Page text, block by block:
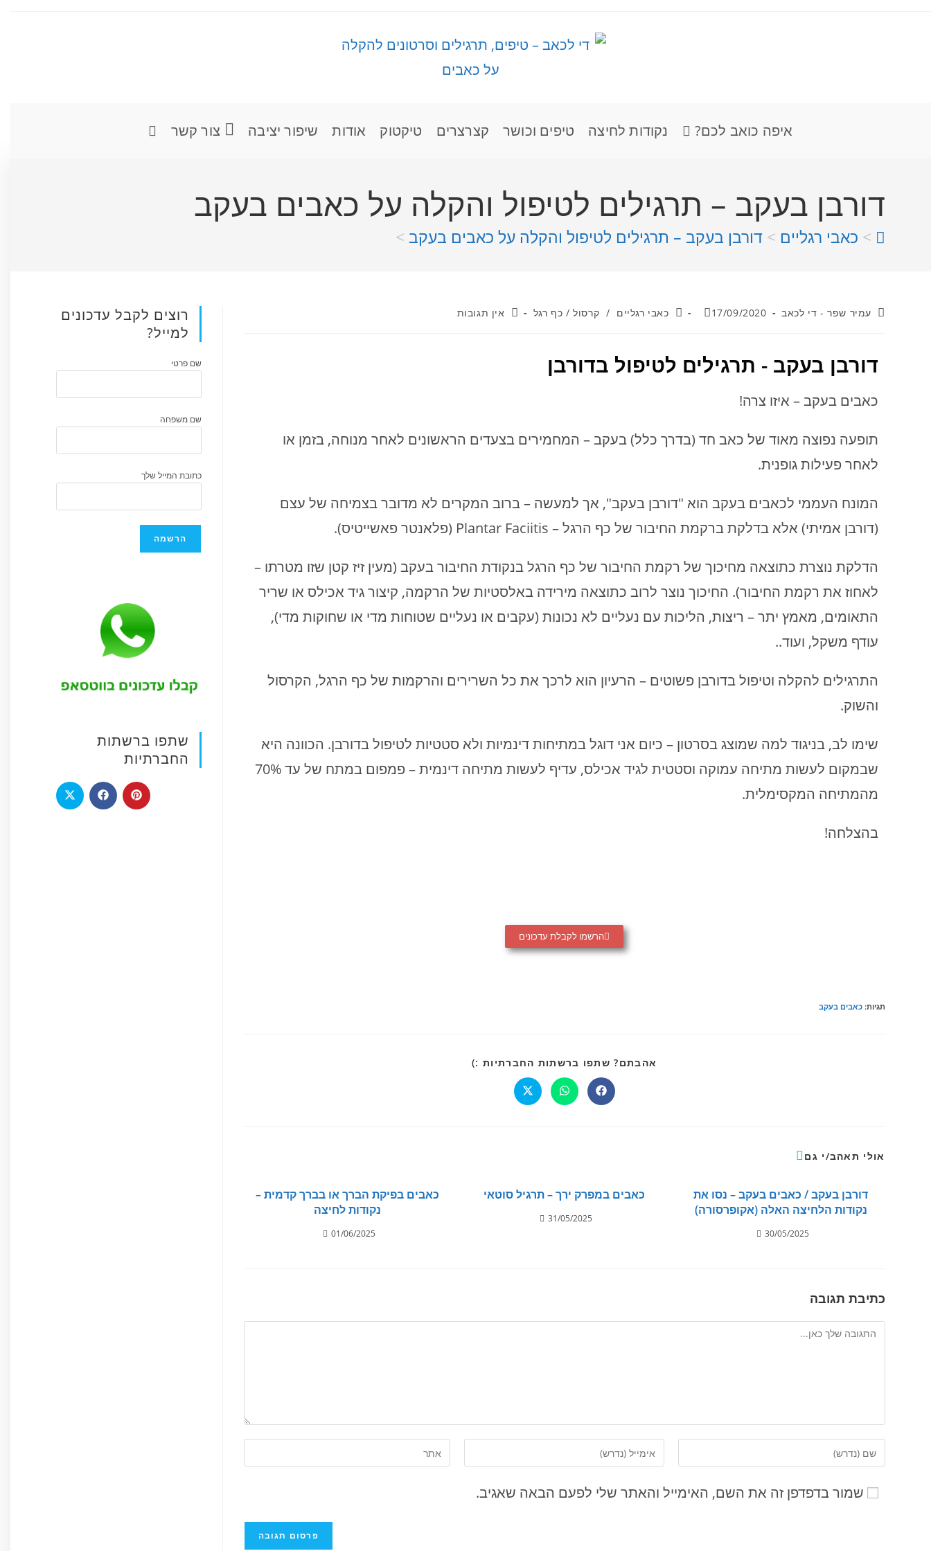
איפה כואב לכם? נקודות לחיצה טיפים וכושר קצרצרים טיקטוק אודות שיפור יציבה צור קשר
דורבן בעקב – תרגילים לטיפול והקלה על כאבים בעקב
> כאבי רגליים > דורבן בעקב – תרגילים לטיפול והקלה על כאבים בעקב >
עמיר שפר - די לכאב 17/09/2020 כאבי רגליים / קרסול / כף רגל אין תגובות
דורבן בעקב - תרגילים לטיפול בדורבן
כאבים בעקב – איזו צרה!
תופעה נפוצה מאוד של כאב חד (בדרך כלל) בעקב – המחמירים בצעדים הראשונים לאחר מנוחה, בזמן או
לאחר פעילות גופנית.
המונח העממי לכאבים בעקב הוא "דורבן בעקב", אך למעשה – ברוב המקרים לא מדובר בצמיחה של עצם
(דורבן אמיתי) אלא בדלקת ברקמת החיבור של כף הרגל – Plantar Faciitis (פלאנטר פאשייטיס).
הדלקת נוצרת כתוצאה מחיכוך של רקמת החיבור של כף הרגל בנקודת החיבור בעקב (מעין זיז קטן שזו מטרתו –
לאחוז את רקמת החיבור). החיכוך נוצר לרוב כתוצאה מירידה באלסטיות של הרקמה, קיצור גיד אכילס או שריר
התאומים, מאמץ יתר – ריצות, הליכות עם נעליים לא נכונות (עקבים או נעליים שטוחות מדי או שחוקות מדי),
עודף משקל, ועוד..
התרגילים להקלה וטיפול בדורבן פשוטים – הרעיון הוא לרכך את כל השרירים והרקמות של כף הרגל, הקרסול
והשוק.
שימו לב, בניגוד למה שמוצג בסרטון – כיום אני דוגל במתיחות דינמיות ולא סטטיות לטיפול בדורבן. הכוונה היא
שבמקום לעשות מתיחה עמוקה וסטטית לגיד אכילס, עדיף לעשות מתיחה דינמית – פמפום במתח של עד 70%
מהמתיחה המקסימלית.
בהצלחה!
הרשמו לקבלת עדכונים
תגיות:כאבים בעקב
אהבתם? שתפו ברשתות החברתיות :)
אולי תאהב/י גם
כאבים בפיקת הברך או בברך קדמית –
נקודות לחיצה
01/06/2025
כאבים במפרק ירך – תרגיל סוטאי
31/05/2025
דורבן בעקב / כאבים בעקב – נסו את
נקודות הלחיצה האלה (אקופרסורה)
30/05/2025
כתיבת תגובה
שמור בדפדפן זה את השם, האימייל והאתר שלי לפעם הבאה שאגיב.
רוצים לקבל עדכונים
למייל?
שם פרטי
שם משפחה
כתובת המייל שלך
שתפו ברשתות
החברתיות